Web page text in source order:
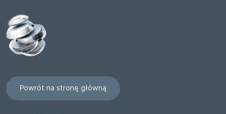
Powrót na stronę główną